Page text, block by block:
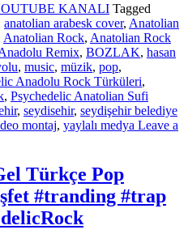
KANALI Tagged
anatolian arabesk cover, Anatolian
Anatolian Rock, Anatolian Rock
Remix, BOZLAK, hasan
, music, müzik, pop,
Anadolu Rock Türküleri,
, Psychedelic Anatolian Sufi
, seydisehir, seydişehir belediye
montaj, yaylalı medya Leave a
Türkçe Pop
#tranding #trap